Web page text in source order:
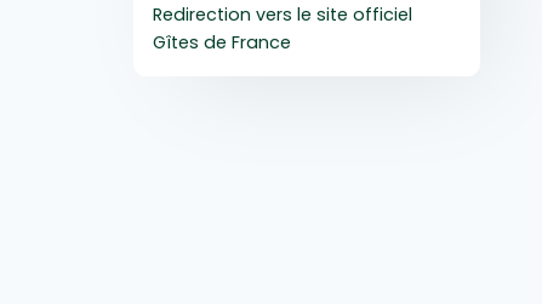
Redirection vers le site officiel
Gîtes de France